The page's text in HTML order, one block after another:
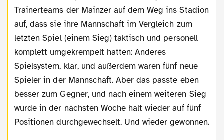
Trainerteams der Mainzer auf dem Weg ins Stadion
auf, dass sie ihre Mannschaft im Vergleich zum
letzten Spiel (einem Sieg) taktisch und personell
komplett umgekrempelt hatten: Anderes
Spielsystem, klar, und außerdem waren fünf neue
Spieler in der Mannschaft. Aber das passte eben
besser zum Gegner, und nach einem weiteren Sieg
wurde in der nächsten Woche halt wieder auf fünf
Positionen durchgewechselt. Und wieder gewonnen.